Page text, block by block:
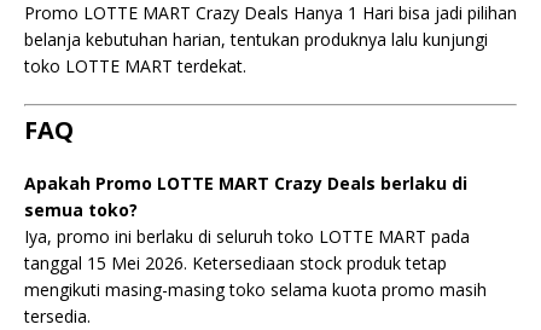
Promo LOTTE MART Crazy Deals Hanya 1 Hari bisa jadi pilihan
belanja kebutuhan harian, tentukan produknya lalu kunjungi
toko LOTTE MART terdekat.
FAQ
Apakah Promo LOTTE MART Crazy Deals berlaku di
semua toko?
Iya, promo ini berlaku di seluruh toko LOTTE MART pada
tanggal 15 Mei 2026. Ketersediaan stock produk tetap
mengikuti masing-masing toko selama kuota promo masih
tersedia.